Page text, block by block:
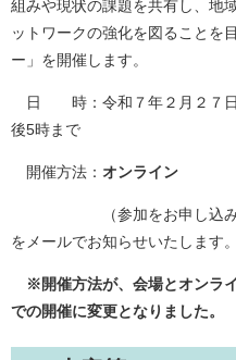
組みや現状の課題を共有し、地
ットワークの強化を図ることを
ー」を開催します。
日 時：令和７年２月２７日
後5時まで
開催方法： オンライン
（参加をお申し込みいた
をメールでお知らせいたします。
※開催方法が、会場とオンラ
での開催に変更となりました。